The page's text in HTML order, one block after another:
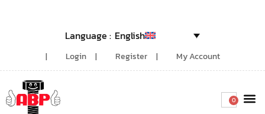
English
Login Register My Account
0